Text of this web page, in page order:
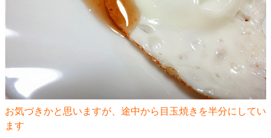
お気づきかと思いますが、途中から目玉焼きを半分にしてい
ます